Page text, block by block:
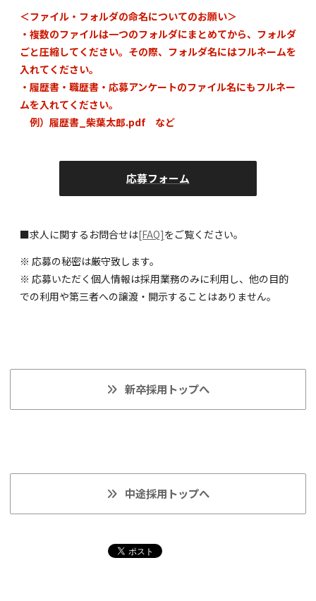
＜ファイル・フォルダの命名についてのお願い＞
・複数のファイルは一つのフォルダにまとめてから、フォルダ
ごと圧縮してください。その際、フォルダ名にはフルネームを
入れてください。
・履歴書・職歴書・応募アンケートのファイル名にもフルネー
ムを入れてください。
例）履歴書_柴葉太郎.pdf など
応募フォーム
■求人に関するお問合せは[FAQ]をご覧ください。
※ 応募の秘密は厳守致します。
※ 応募いただく個人情報は採用業務のみに利用し、他の目的
での利用や第三者への譲渡・開示することはありません。
新卒採用トップへ
中途採用トップへ